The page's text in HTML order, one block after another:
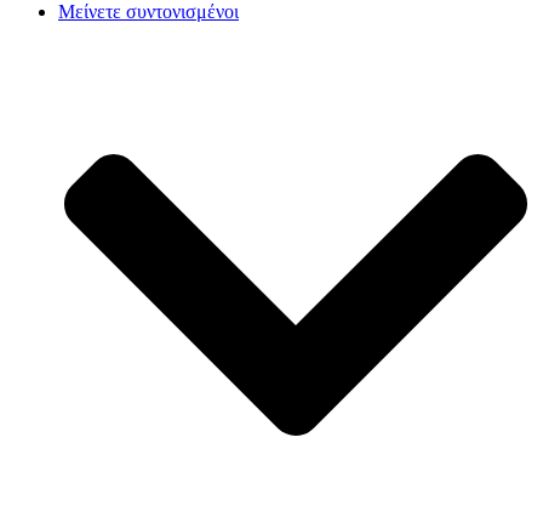
Μείνετε συντονισμένοι